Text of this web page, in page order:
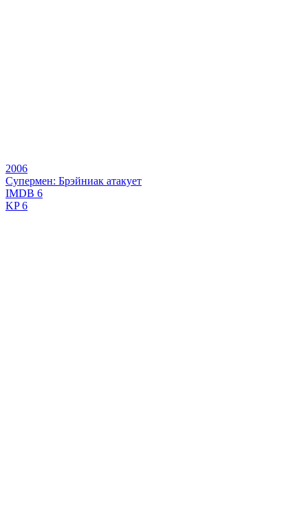
2006
Супермен: Брэйниак атакует
IMDB 6
KP6